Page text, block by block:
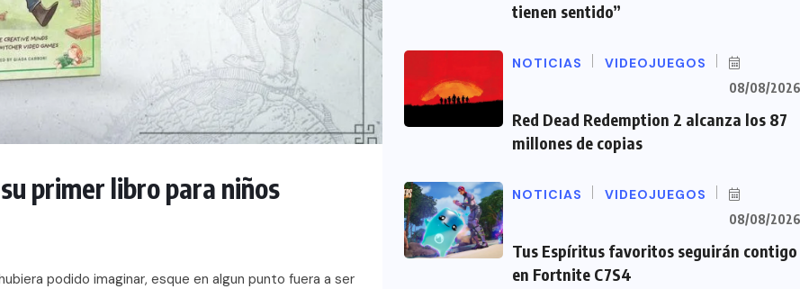
primer libro para niños
podido imaginar, esque en algun punto fuera a ser
tienen sentido”
NOTICIAS VIDEOJUEGOS
08/08/2026
Red Dead Redemption 2 alcanza los 87
millones de copias
NOTICIAS VIDEOJUEGOS
08/08/2026
Tus Espíritus favoritos seguirán contigo
en Fortnite C7S4